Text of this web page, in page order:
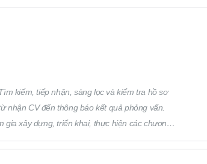
kiếm, tiếp nhận, sàng lọc và kiểm tra hồ sơ
nhận CV đến thông báo kết quả phỏng vấn.
gia xây dựng, triển khai, thực hiện các chương